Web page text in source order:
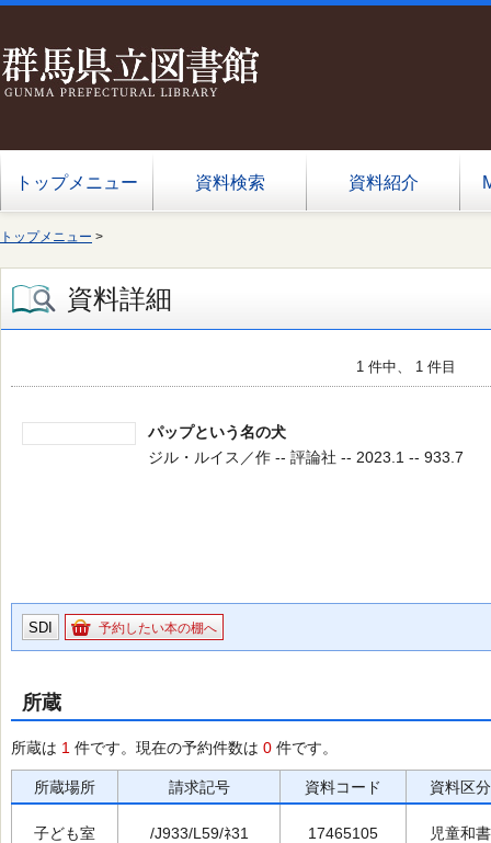
トップメニュー 資料検索 資料紹介
トップメニュー >
資料詳細
1 件中、 1 件目
パップという名の犬
ジル・ルイス／作 -- 評論社 -- 2023.1 -- 933.7
SDI 予約したい本の棚へ
所蔵
所蔵は 1 件です。現在の予約件数は 0 件です。
所蔵場所 請求記号 資料コード 資料区分
子ども室 /J933/L59/ﾈ31 17465105 児童和書